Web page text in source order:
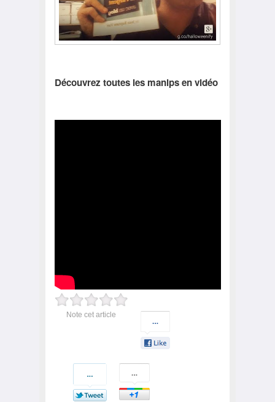
Découvrez toutes les manips en vidéo
Note cet article